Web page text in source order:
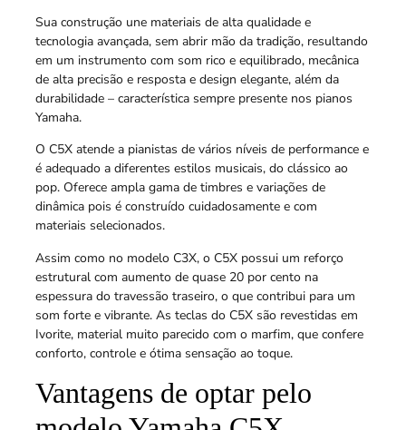
Sua construção une materiais de alta qualidade e
tecnologia avançada, sem abrir mão da tradição, resultando
em um instrumento com som rico e equilibrado, mecânica
de alta precisão e resposta e design elegante, além da
durabilidade – característica sempre presente nos pianos
Yamaha.
O C5X atende a pianistas de vários níveis de performance e
é adequado a diferentes estilos musicais, do clássico ao
pop. Oferece ampla gama de timbres e variações de
dinâmica pois é construído cuidadosamente e com
materiais selecionados.
Assim como no modelo C3X, o C5X possui um reforço
estrutural com aumento de quase 20 por cento na
espessura do travessão traseiro, o que contribui para um
som forte e vibrante. As teclas do C5X são revestidas em
Ivorite, material muito parecido com o marfim, que confere
conforto, controle e ótima sensação ao toque.
Vantagens de optar pelo